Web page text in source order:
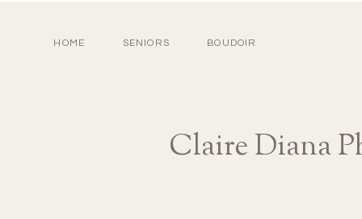
HOME SENIORS BOUDOIR
Claire Diana